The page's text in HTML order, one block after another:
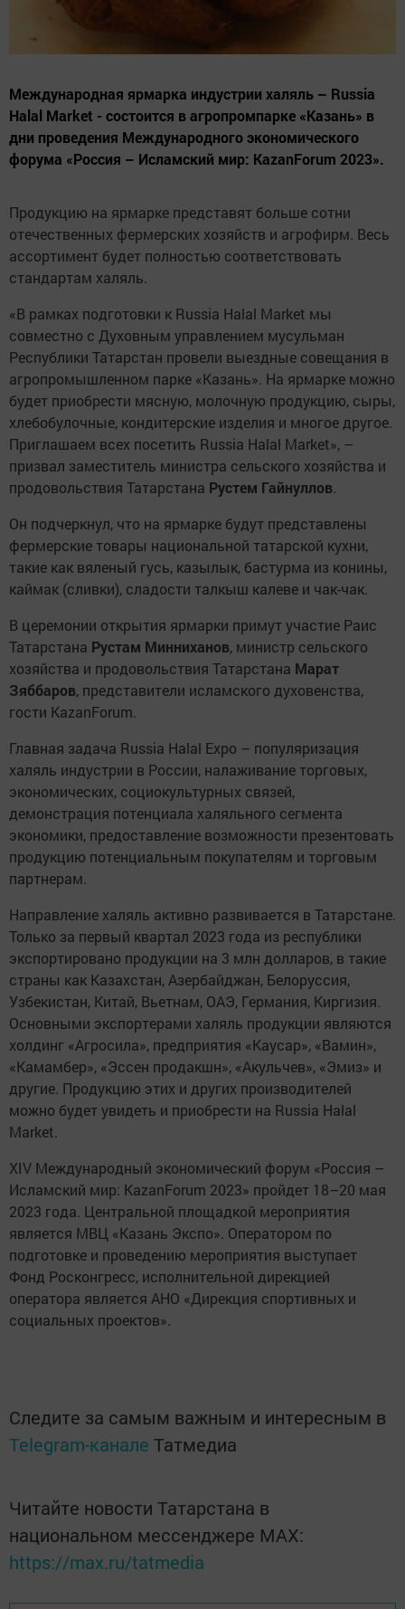
Международная ярмарка индустрии халяль – Russia
Halal Market - состоится в агропромпарке «Казань» в
дни проведения Международного экономического
форума «Россия – Исламский мир: KazanForum 2023».
Продукцию на ярмарке представят больше сотни
отечественных фермерских хозяйств и агрофирм. Весь
ассортимент будет полностью соответствовать
стандартам халяль.
«В рамках подготовки к Russia Halal Market мы
совместно с Духовным управлением мусульман
Республики Татарстан провели выездные совещания в
агропромышленном парке «Казань». На ярмарке можно
будет приобрести мясную, молочную продукцию, сыры,
хлебобулочные, кондитерские изделия и многое другое.
Приглашаем всех посетить Russia Halal Market», –
призвал заместитель министра сельского хозяйства и
продовольствия Татарстана Рустем Гайнуллов.
Он подчеркнул, что на ярмарке будут представлены
фермерские товары национальной татарской кухни,
такие как вяленый гусь, казылык, бастурма из конины,
каймак (сливки), сладости талкыш калеве и чак-чак.
В церемонии открытия ярмарки примут участие Раис
Татарстана Рустам Минниханов, министр сельского
хозяйства и продовольствия Татарстана Марат
Зяббаров, представители исламского духовенства,
гости KazanForum.
Главная задача Russia Halal Expo – популяризация
халяль индустрии в России, налаживание торговых,
экономических, социокультурных связей,
демонстрация потенциала халяльного сегмента
экономики, предоставление возможности презентовать
продукцию потенциальным покупателям и торговым
партнерам.
Направление халяль активно развивается в Татарстане.
Только за первый квартал 2023 года из республики
экспортировано продукции на 3 млн долларов, в такие
страны как Казахстан, Азербайджан, Белоруссия,
Узбекистан, Китай, Вьетнам, ОАЭ, Германия, Киргизия.
Основными экспортерами халяль продукции являются
холдинг «Агросила», предприятия «Каусар», «Вамин»,
«Камамбер», «Эссен продакшн», «Акульчев», «Эмиз» и
другие. Продукцию этих и других производителей
можно будет увидеть и приобрести на Russia Halal
Market.
ХIV Международный экономический форум «Россия –
Исламский мир: KazanForum 2023» пройдет 18–20 мая
2023 года. Центральной площадкой мероприятия
является МВЦ «Казань Экспо». Оператором по
подготовке и проведению мероприятия выступает
Фонд Росконгресс, исполнительной дирекцией
оператора является АНО «Дирекция спортивных и
социальных проектов».
Следите за самым важным и интересным в
Telegram-канале Татмедиа
Читайте новости Татарстана в
национальном мессенджере MАХ:
https://max.ru/tatmedia